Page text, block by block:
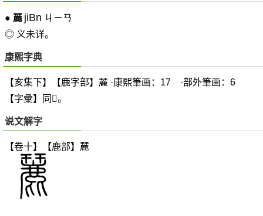
● 麉 jiBn ㄐㄧㄢ
◎ 义未详。
康熙字典
【亥集下】【鹿字部】麉 ·康熙筆画：17 ·部外筆画：6
【字彙】同 𪊑。
说文解字
【卷十】【鹿部】 麉